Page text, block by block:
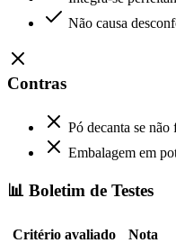
Não causa
Contras
Pó decanta se
Embalagem em
📊 Boletim de Testes
Critério avaliado Nota